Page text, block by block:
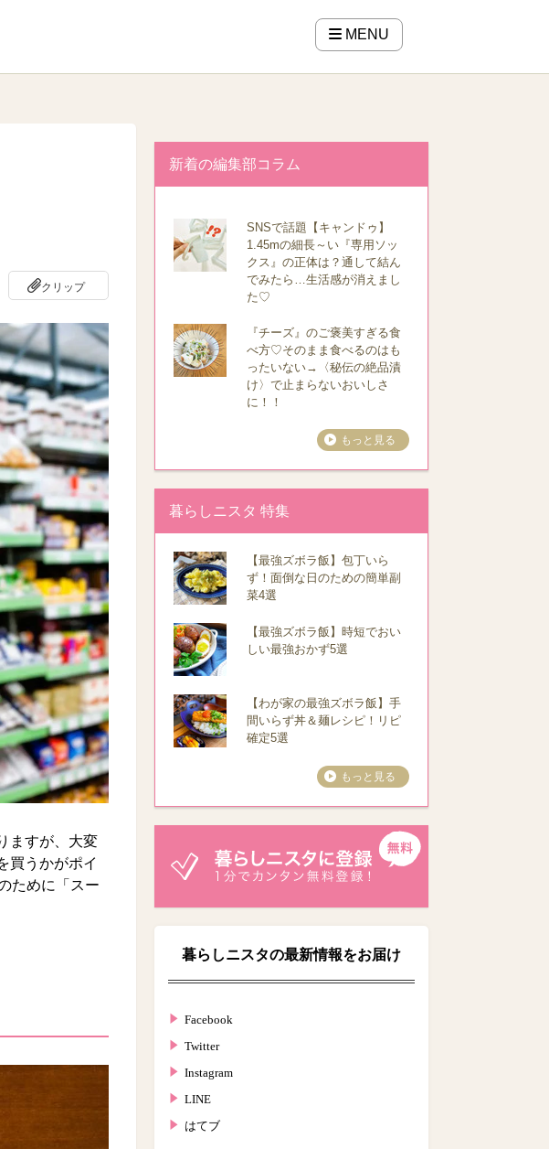
MENU
クリップ
ますが、大変
買うかがポイ
ために「スー
新着の編集部コラム
SNSで話題【キャンドゥ】
1.45mの細長～い『専用ソッ
クス』の正体は？通して結ん
でみたら…生活感が消えまし
た♡
『チーズ』のご褒美すぎる食
べ方♡そのまま食べるのはも
ったいない→〈秘伝の絶品漬
け〉で止まらないおいしさ
に！！
もっと見る
暮らしニスタ 特集
【最強ズボラ飯】包丁いら
ず！面倒な日のための簡単副
菜4選
【最強ズボラ飯】時短でおい
しい最強おかず5選
【わが家の最強ズボラ飯】手
間いらず丼＆麺レシピ！リピ
確定5選
もっと見る
暮らしニスタの最新情報をお届け
Facebook
Twitter
Instagram
LINE
はてブ